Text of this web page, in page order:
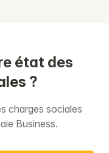
état des
?
charges sociales
Business.